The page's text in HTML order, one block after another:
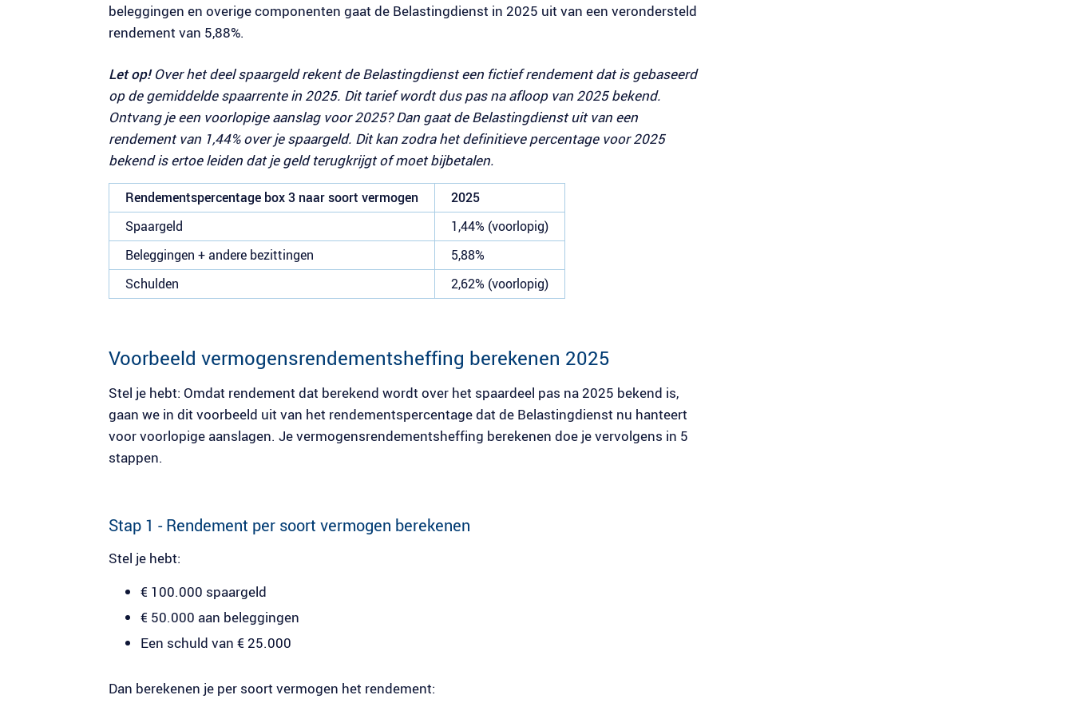
beleggingen en overige componenten gaat de Belastingdienst in 2025 uit van een verondersteld
rendement van 5,88%.
Let op!Over het deel spaargeld rekent de Belastingdienst een fictief rendement dat is gebaseerd
op de gemiddelde spaarrente in 2025. Dit tarief wordt dus pas na afloop van 2025 bekend.
Ontvang je een voorlopige aanslag voor 2025? Dan gaat de Belastingdienst uit van een
rendement van 1,44% over je spaargeld. Dit kan zodra het definitieve percentage voor 2025
bekend is ertoe leiden dat je geld terugkrijgt of moet bijbetalen.
Rendementspercentage box 3 naar soort vermogen
2025
Spaargeld
1,44% (voorlopig)
Beleggingen + andere bezittingen
5,88%
Schulden
2,62% (voorlopig)
Voorbeeld vermogensrendementsheffing berekenen 2025
Stel je hebt: Omdat rendement dat berekend wordt over het spaardeel pas na 2025 bekend is,
gaan we in dit voorbeeld uit van het rendementspercentage dat de Belastingdienst nu hanteert
voor voorlopige aanslagen. Je vermogensrendementsheffing berekenen doe je vervolgens in 5
stappen.
Stap 1 - Rendement per soort vermogen berekenen
Stel je hebt:
€ 100.000 spaargeld
€ 50.000 aan beleggingen
Een schuld van € 25.000
Dan berekenen je per soort vermogen het rendement: